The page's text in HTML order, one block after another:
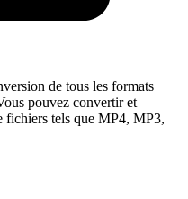
de tous les formats
pouvez convertir et
fichiers tels que MP4, MP3,